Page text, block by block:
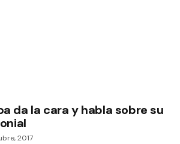
da la cara y habla sobre su
2017